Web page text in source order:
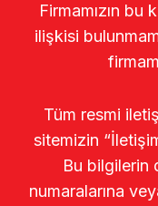
Firmamızın
ilişkisi
Tüm resmi
sitemizin
Bu bilgilerin
numaralarına